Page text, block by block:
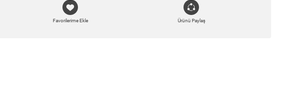
Favorilerime Ekle Ürünü Paylaş